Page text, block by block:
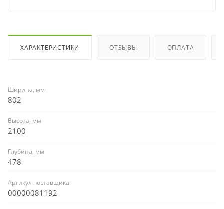
ХАРАКТЕРИСТИКИ ОТЗЫВЫ ОПЛАТА
Ширина, мм
802
Высота, мм
2100
Глубина, мм
478
Артикул поставщика
00000081192